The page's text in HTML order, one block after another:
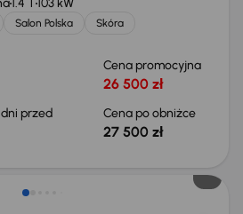
1.4 T103 kW
Salon Polska
Skóra
Cena promocyjna
26 500 zł
przed
Cena po obniżce
27 500 zł